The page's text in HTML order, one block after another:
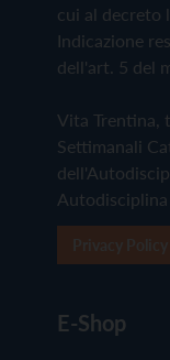
cui al decreto
Indicazione
dell'art. 5 del
Vita Trentina,
Settimanali
E-Shop